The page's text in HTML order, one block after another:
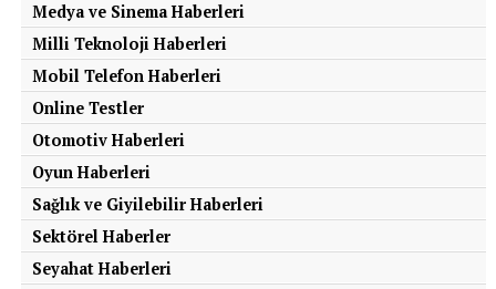
Medya ve Sinema Haberleri
Milli Teknoloji Haberleri
Mobil Telefon Haberleri
Online Testler
Otomotiv Haberleri
Oyun Haberleri
Sağlık ve Giyilebilir Haberleri
Sektörel Haberler
Seyahat Haberleri